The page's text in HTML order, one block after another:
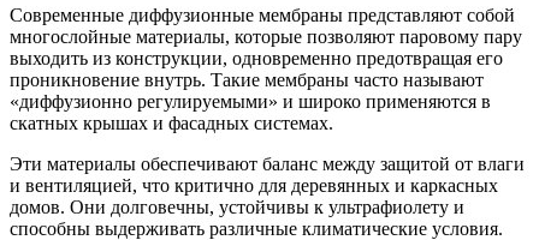
Современные диффузионные мембраны представляют собой
многослойные материалы, которые позволяют паровому пару
выходить из конструкции, одновременно предотвращая его
проникновение внутрь. Такие мембраны часто называют
«диффузионно регулируемыми» и широко применяются в
скатных крышах и фасадных системах.
Эти материалы обеспечивают баланс между защитой от влаги
и вентиляцией, что критично для деревянных и каркасных
домов. Они долговечны, устойчивы к ультрафиолету и
способны выдерживать различные климатические условия.